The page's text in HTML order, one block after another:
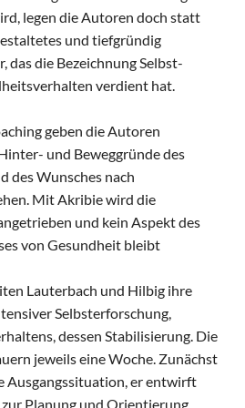
legen die Autoren doch statt
und tiefgründig
das die Bezeichnung Selbst-
verdient hat.
geben die Autoren
und Beweggründe des
des Wunsches nach
Mit Akribie wird die
und kein Aspekt des
von Gesundheit bleibt
Lauterbach und Hilbig ihre
Selbsterforschung,
dessen Stabilisierung. Die
jeweils eine Woche. Zunächst
Ausgangssituation, er entwirft
Planung und Orientierung